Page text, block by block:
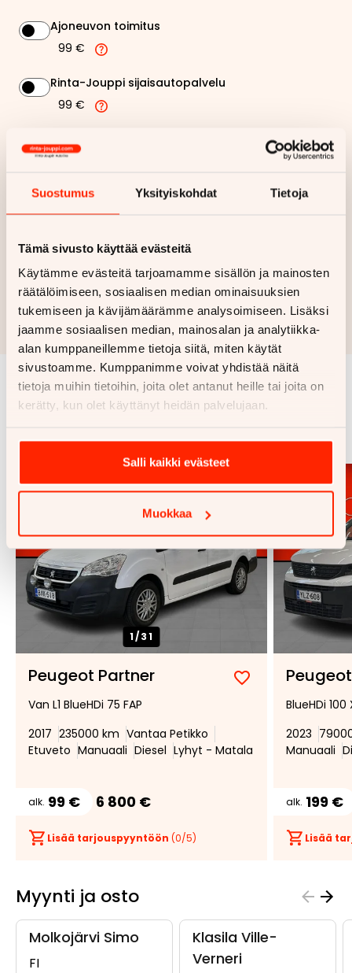
Suostumus Yksityiskohdat Tietoja
Tämä sivusto käyttää evästeitä
Käytämme evästeitä tarjoamamme sisällön ja mainosten
räätälöimiseen, sosiaalisen median ominaisuuksien
tukemiseen ja kävijämäärämme analysoimiseen. Lisäksi
jaamme sosiaalisen median, mainosalan ja analytiikka-
alan kumppaneillemme tietoja siitä, miten käytät
sivustoamme. Kumppanimme voivat yhdistää näitä
tietoja muihin tietoihin, joita olet antanut heille tai joita on
kerätty, kun olet käyttänyt heidän palvelujaan.
Salli kaikki evästeet
Muokkaa
Ajoneuvon toimitus
99 €
Rinta-Jouppi sijaisautopalvelu
99 €
131,78 €
Näytähintaerittely
Haluan myös tarjouksen vakuutuksesta
Hae rahoitustarjous
Rahoituslaskelma on suuntaa antava ja edellyttää hyväksytyn
luottopäätöksen ja kaskovakuutuksen.
Samankaltaisia ajoneuvoja
1/31
Peugeot Partner
Lisää
suosikiksi
Poista
suosikeista
Van L1 BlueHDi 75 FAP
2017 235000 km Vantaa Petikko
Etuveto Manuaali Diesel Lyhyt - Matala
alk. 99 € 6 800 €
Lisää tarjouspyyntöön (0/5)
BlueHDi 100
2023
Manuaali
alk. 199 €
Lisää
Myynti ja osto
Molkojärvi Simo
FI
Klasila Ville-
Verneri